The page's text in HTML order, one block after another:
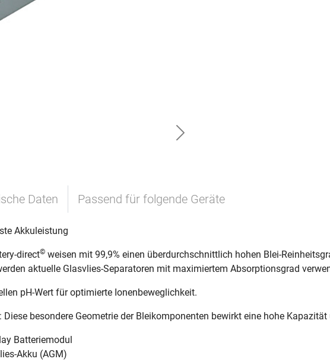
Next
Daten Passend für folgende Geräte
Akkuleistung
direct© weisen mit 99,9% einen überdurchschnittlich hohen Blei-
aktuelle Glasvlies-Separatoren mit maximiertem Absorptionsgrad
pH-Wert für optimierte Ionenbeweglichkeit.
besondere Geometrie der Bleikomponenten bewirkt eine hohe Kapazität
Batteriemodul
Akku (AGM)